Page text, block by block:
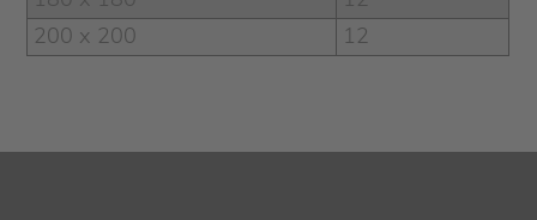
200 x 200
12